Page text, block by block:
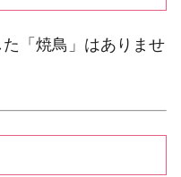
「焼鳥」はありませ